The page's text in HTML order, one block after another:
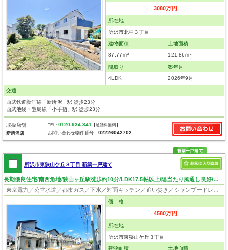
3080万円
所在地
所沢市北中３丁目
建物面積
87.77ｍ²
土地面積
121.86ｍ²
間取り
4LDK
築年月
2026年9月
交通
西武鉄道新宿線「新所沢」駅 徒歩23分
西武池袋・豊島線「小手指」駅 徒歩23分
取扱店舗
新所沢店
TEL :0120-934-341 【通話料無料】
お問い合わせ物件番号：02226042702
所沢市東狭山ケ丘３丁目 新築一戸建て
長期優良住宅/南西角地/狭山ヶ丘駅徒歩約10分/LDK17.5帖以上/陽当たり風通し良好/駐車場2台（車種による）
価 格
4580万円
所在地
所沢市東狭山ケ丘３丁目
建物面積 土地面積